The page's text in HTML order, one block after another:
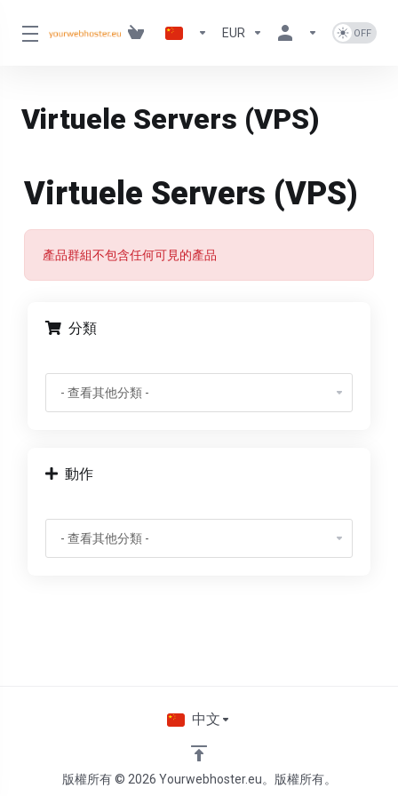
EUR
Virtuele Servers (VPS)
Virtuele Servers (VPS)
產品群組不包含任何可見的產品
分類
動作
版權所有 © 2026 Yourwebhoster.eu。版權所有。
中文